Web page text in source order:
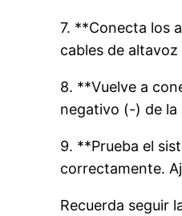
7. **Conecta los
cables de
8. **Vuelve a
negativo (-) de la
9. **Prueba el
correctamente.
Recuerda seguir